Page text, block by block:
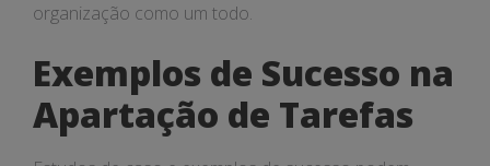
organização como um todo.
Exemplos de Sucesso na
Apartação de Tarefas